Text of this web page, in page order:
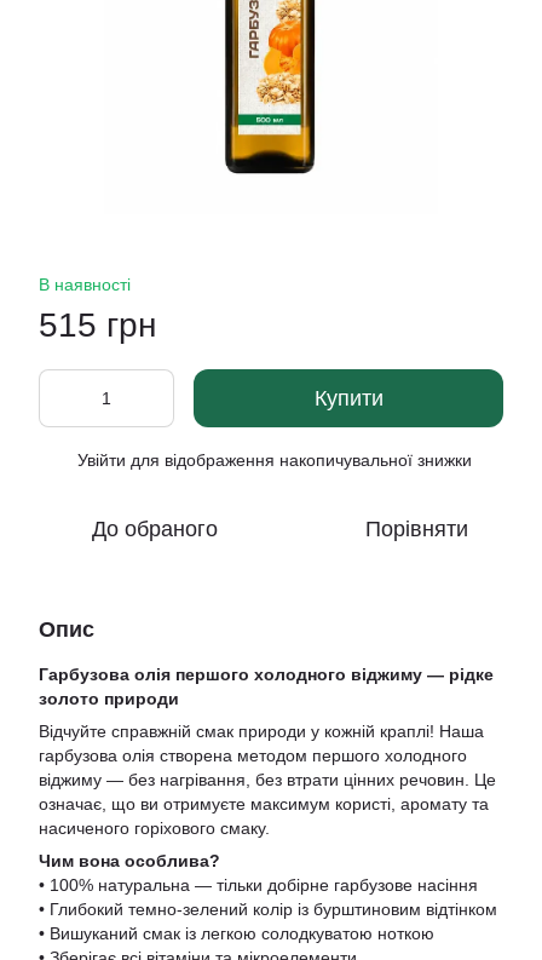
В наявності
515 грн
Купити
Увійти для відображення накопичувальної знижки
До обраного Порівняти
Опис
Гарбузова олія першого холодного віджиму — рідке
золото природи
Відчуйте справжній смак природи у кожній краплі! Наша
гарбузова олія створена методом першого холодного
віджиму — без нагрівання, без втрати цінних речовин. Це
означає, що ви отримуєте максимум користі, аромату та
насиченого горіхового смаку.
Чим вона особлива?
• 100% натуральна — тільки добірне гарбузове насіння
• Глибокий темно-зелений колір із бурштиновим відтінком
• Вишуканий смак із легкою солодкуватою ноткою